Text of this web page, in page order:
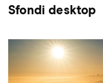
Sfondi desktop